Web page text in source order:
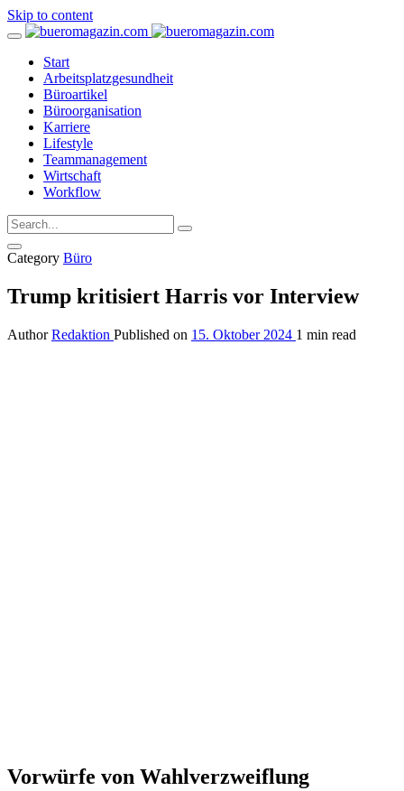
Skip to content
Start
Arbeitsplatzgesundheit
Büroartikel
Büroorganisation
Karriere
Lifestyle
Teammanagement
Wirtschaft
Workflow
Category Büro
Trump kritisiert Harris vor Interview
Author Redaktion Published on 15. Oktober 2024 1 min read
Vorwürfe von Wahlverzweiflung